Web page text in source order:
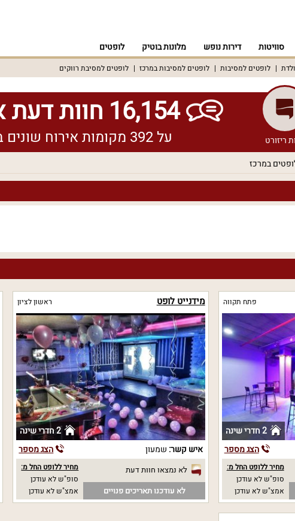
סוויטות דירות נופש מלונות בוטיק לופטים
לופטים למסיבות לופטים למסיבות במרכז לופטים למסיבת רווקים
ריזורט
16,154 חוות דעת אמיתיות!
על 392 מקומות אירוח שונים ברחבי הארץ
במרכז
פתח תקווה
2 חדרי שינה
הצג מספר
מחיר ללופט החל מ:
סופ"ש לא עודכן
אמצ"ש לא עודכן
מידנייט לופט ראשון לציון
2 חדרי שינה
איש קשר: שמעון הצג מספר
לא נמצאו חוות דעת
לא עודכנו תאריכים פנויים
מחיר ללופט החל מ:
סופ"ש לא עודכן
אמצ"ש לא עודכן